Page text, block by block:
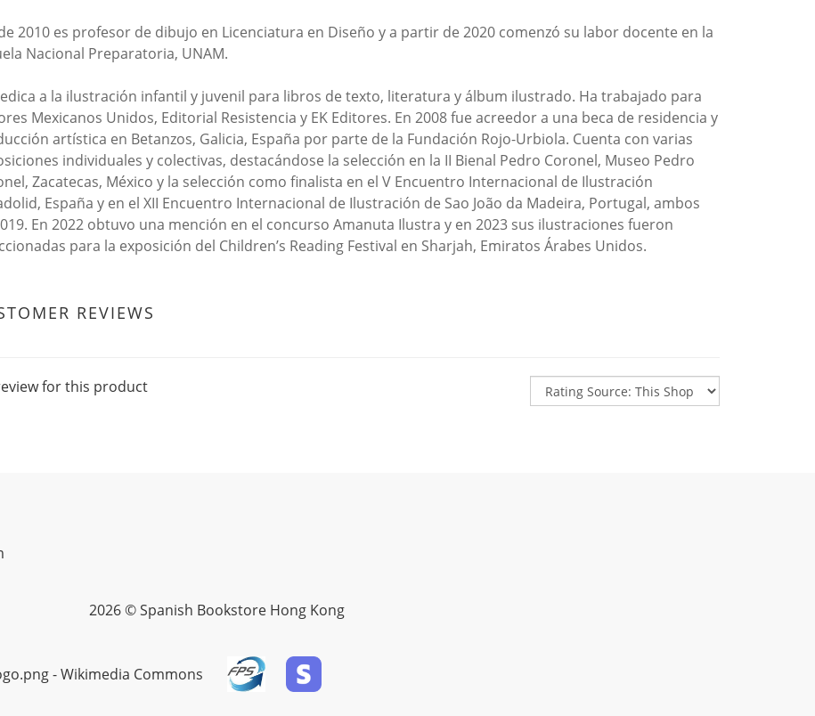
2010 es profesor de dibujo en Licenciatura en Diseño y a partir de 2020 comenzó su labor docente en la
Nacional Preparatoria, UNAM.
a la ilustración infantil y juvenil para libros de texto, literatura y álbum ilustrado. Ha trabajado para
Mexicanos Unidos, Editorial Resistencia y EK Editores. En 2008 fue acreedor a una beca de residencia y
artística en Betanzos, Galicia, España por parte de la Fundación Rojo-Urbiola. Cuenta con varias
individuales y colectivas, destacándose la selección en la II Bienal Pedro Coronel, Museo Pedro
Zacatecas, México y la selección como finalista en el V Encuentro Internacional de Ilustración
España y en el XII Encuentro Internacional de Ilustración de Sao João da Madeira, Portugal, ambos
En 2022 obtuvo una mención en el concurso Amanuta Ilustra y en 2023 sus ilustraciones fueron
para la exposición del Children’s Reading Festival en Sharjah, Emiratos Árabes Unidos.
REVIEWS
for this product
2026 © Spanish Bookstore Hong Kong